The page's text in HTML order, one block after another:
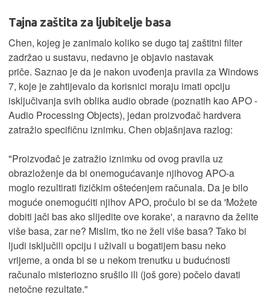
Tajna zaštita za ljubitelje basa
Chen, kojeg je zanimalo koliko se dugo taj zaštitni filter
zadržao u sustavu, nedavno je objavio nastavak
priče. Saznao je da je nakon uvođenja pravila za Windows
7, koje je zahtijevalo da korisnici moraju imati opciju
isključivanja svih oblika audio obrade (poznatih kao APO -
Audio Processing Objects), jedan proizvođač hardvera
zatražio specifičnu iznimku. Chen objašnjava razlog:
"Proizvođač je zatražio iznimku od ovog pravila uz
obrazloženje da bi onemogućavanje njihovog APO-a
moglo rezultirati fizičkim oštećenjem računala. Da je bilo
moguće onemogućiti njihov APO, pročulo bi se da 'Možete
dobiti jači bas ako slijedite ove korake', a naravno da želite
više basa, zar ne? Mislim, tko ne želi više basa? Tako bi
ljudi isključili opciju i uživali u bogatijem basu neko
vrijeme, a onda bi se u nekom trenutku u budućnosti
računalo misteriozno srušilo ili (još gore) počelo davati
netočne rezultate."